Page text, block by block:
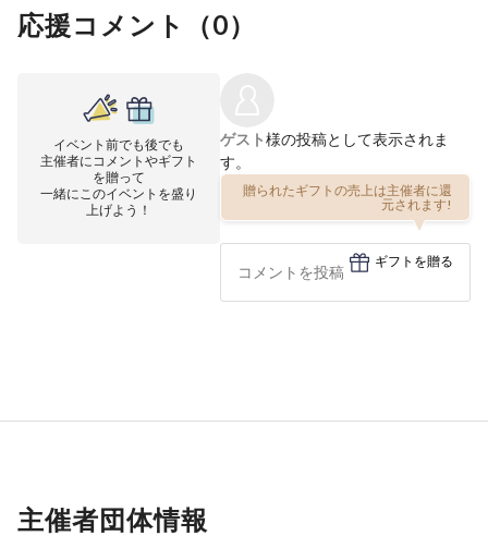
応援コメント（0）
イベント前でも後でも
主催者にコメントやギフト
を贈って
一緒にこのイベントを盛り
上げよう！
ゲスト様の投稿として表示されま
す。
贈られたギフトの売上は主催者に還
元されます!
ギフトを贈る
主催者団体情報